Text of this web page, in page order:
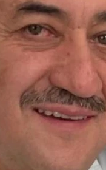
Globalización